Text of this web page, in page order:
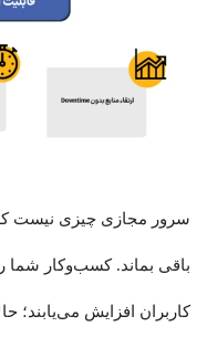
سرور مجازی چیزی نیست
باقی بماند. کسب‌وکار شما
کاربران افزایش می‌یابند؛